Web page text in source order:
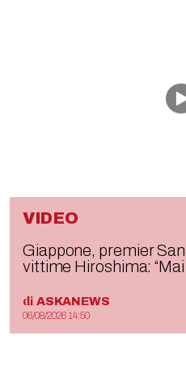
VIDEO
Giappone, premier
vittime Hiroshima: “Mai
di ASKANEWS
06/08/2026 14:50